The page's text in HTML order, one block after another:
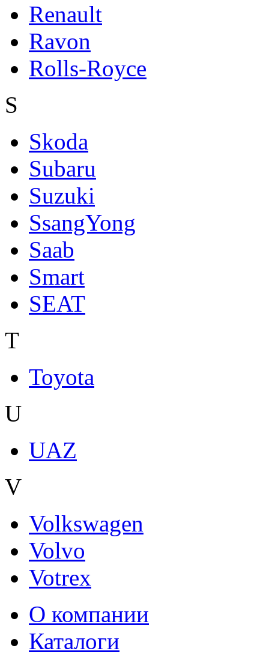
Renault
Ravon
Rolls-Royce
S
Skoda
Subaru
Suzuki
SsangYong
Saab
Smart
SEAT
T
Toyota
U
UAZ
V
Volkswagen
Volvo
Votrex
О компании
Каталоги